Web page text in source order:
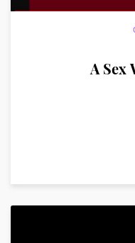
A Sex